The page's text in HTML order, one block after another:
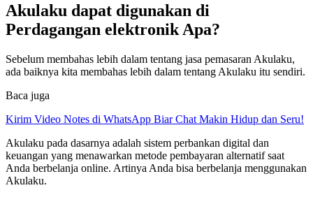
Akulaku dapat digunakan di
Perdagangan elektronik Apa?
Sebelum membahas lebih dalam tentang jasa pemasaran Akulaku,
ada baiknya kita membahas lebih dalam tentang Akulaku itu sendiri.
Baca juga
Kirim Video Notes di WhatsApp Biar Chat Makin Hidup dan Seru!
Akulaku pada dasarnya adalah sistem perbankan digital dan
keuangan yang menawarkan metode pembayaran alternatif saat
Anda berbelanja online. Artinya Anda bisa berbelanja menggunakan
Akulaku.